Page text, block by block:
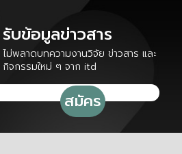
รับข้อมูลข่าวสาร
ไม่พลาดบทความงานวิจัย ข่าวสาร และ
กิจกรรมใหม่ ๆ จาก itd